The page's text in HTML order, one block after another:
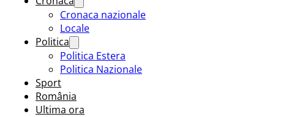
Cronaca nazionale
Locale
Politica
Politica Estera
Politica Nazionale
Sport
România
Ultima ora